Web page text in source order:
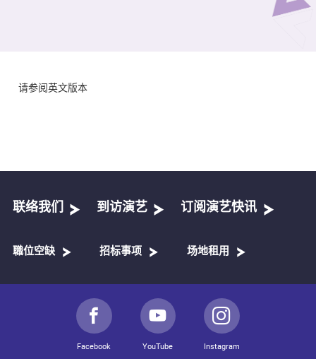
请参阅英文版本
联络我们 到访演艺 订阅演艺快讯
職位空缺 招标事项 场地租用
Facebook YouTube Instagram